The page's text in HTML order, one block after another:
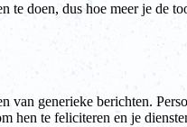
te doen, dus hoe meer je de
generieke berichten.
hen te feliciteren en je